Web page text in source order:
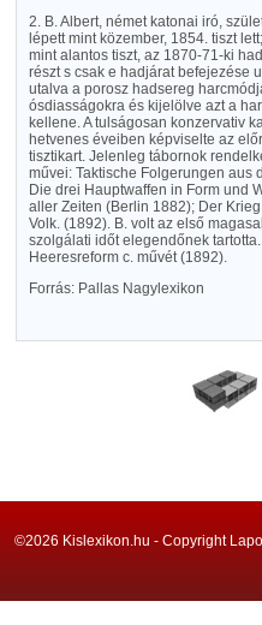
2. B. Albert, német katonai iró,
lépett mint közember, 1854. tiszt
mint alantos tiszt, az 1870-71-ki
részt s csak e hadjárat befejezése
utalva a porosz hadsereg
ósdiasságokra és kijelölve azt a
kellene. A tulságosan konzervativ
hetvenes éveiben képviselte az
tisztikart. Jelenleg tábornok
művei: Taktische Folgerungen aus
Die drei Hauptwaffen in Form und
aller Zeiten (Berlin 1882); Der
Volk. (1892). B. volt az első
szolgálati időt elegendőnek
Heeresreform c. művét (1892).
Forrás: Pallas Nagylexikon
©2026 Kislexikon.hu - Copyright